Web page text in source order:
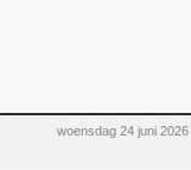
woensdag 24 juni